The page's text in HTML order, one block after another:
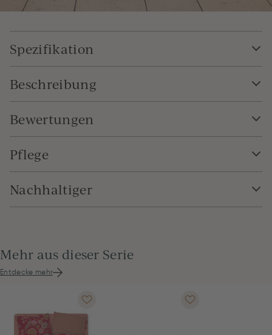
Spezifikation
Beschreibung
Bewertungen
Pflege
Nachhaltiger
Mehr aus dieser Serie
Entdecke mehr